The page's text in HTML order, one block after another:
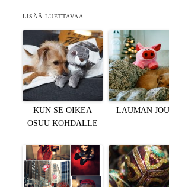
LISÄÄ LUETTAVAA
KUN SE OIKEA
OSUU KOHDALLE
LAUMAN